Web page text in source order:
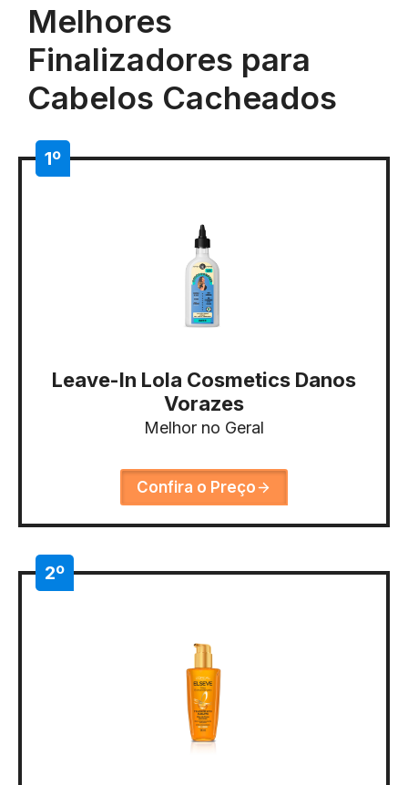
Melhores
Finalizadores para
Cabelos Cacheados
1º
Leave-In Lola Cosmetics Danos
Vorazes
Melhor no Geral
Confira o Preço
2º